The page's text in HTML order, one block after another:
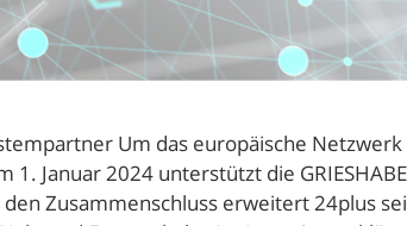
Um das europäische
Januar 2024 unterstützt die
Zusammenschluss erweitert 24plus